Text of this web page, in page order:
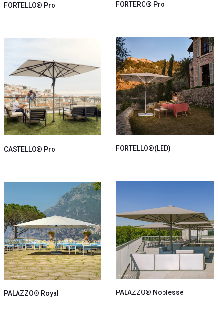
FORTERO® Pro
FORTELLO® Pro
FORTELLO®(LED)
CASTELLO® Pro
PALAZZO® Noblesse
PALAZZO® Royal